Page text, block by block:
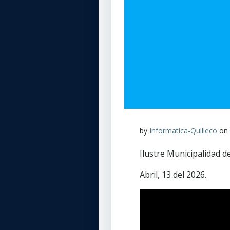
by Informatica-Quilleco on
Ilustre Municipalidad
Abril, 13 del 2026.